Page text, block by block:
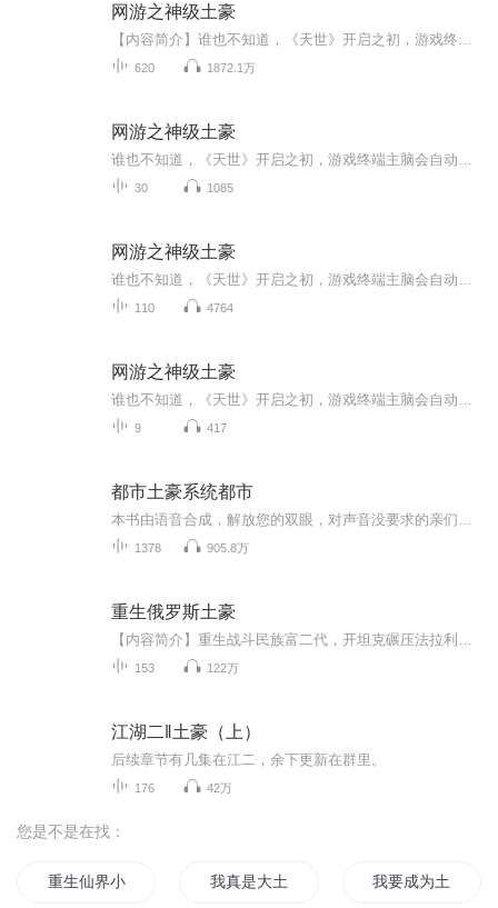
网游之神级土豪
620 1872.1万
网游之神级土豪
30 1085
网游之神级土豪
110 4764
网游之神级土豪
9 417
都市土豪系统都市
1378 905.8万
重生俄罗斯土豪
153 122万
江湖二‖土豪（上）
后续章节有几集在江二，余下更新在群里。
176 42万
您是不是在找：
重生仙界小土豪 我真是大土豪 我要成为土豪